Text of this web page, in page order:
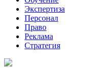
Экспертиза
Персонал
Право
Реклама
Стратегия